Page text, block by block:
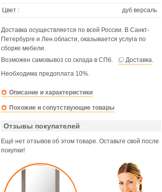
Цвет :
дуб версаль
Доставка осуществляется по всей России. В Санкт-
Петербурге и Лен.области, оказывается услуга по
сборке мебели.
Возможен самовывоз со склада в СПб.
Доставка.
Необходима предоплата 10%.
Описание и характеристики
Похожие и сопутствующие товары
Отзывы покупателей
Ещё нет отзывов об этом товаре. Оставьте свой после
покупки!